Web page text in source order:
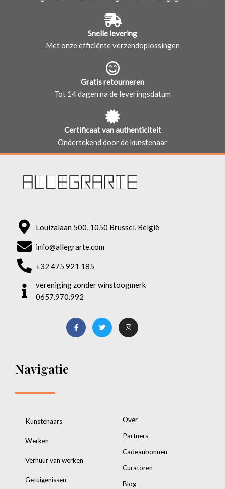
Snelle levering
Met onze efficiënte verzendoplossingen
Gratis retourneren
Tot 14 dagen na de leveringsdatum
Certificaat van authenticiteit
Ondertekend door de kunstenaar
Louizalaan 500, 1050 Brussel, België
info@allegrarte.com
+32 475 921 185
vereniging zonder winstoogmerk
0657.970.992
Navigatie
Kunstenaars
Werken
Verhuur van werken
Getuigenissen
Over
Partners
Cadeaubonnen
Curatoren
Blog